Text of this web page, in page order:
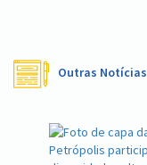
Outras Notícias